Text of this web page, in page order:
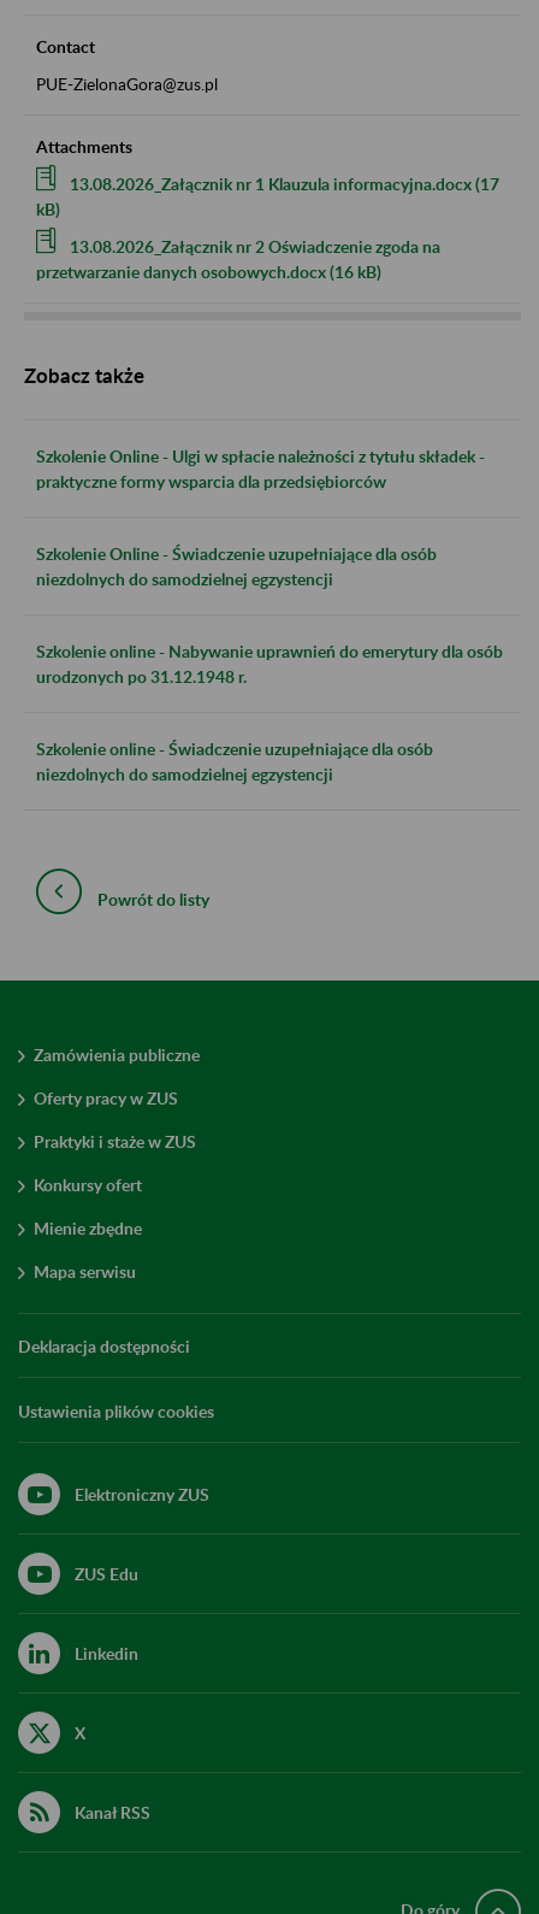
Contact
PUE-ZielonaGora@zus.pl
Attachments
13.08.2026_Załącznik nr 1 Klauzula informacyjna.docx (17
kB)
13.08.2026_Załącznik nr 2 Oświadczenie zgoda na
przetwarzanie danych osobowych.docx (16 kB)
Zobacz także
Szkolenie Online - Ulgi w spłacie należności z tytułu składek -
praktyczne formy wsparcia dla przedsiębiorców
Szkolenie Online - Świadczenie uzupełniające dla osób
niezdolnych do samodzielnej egzystencji
Szkolenie online - Nabywanie uprawnień do emerytury dla osób
urodzonych po 31.12.1948 r.
Szkolenie online - Świadczenie uzupełniające dla osób
niezdolnych do samodzielnej egzystencji
Powrót do listy
Zamówienia publiczne
Oferty pracy w ZUS
Praktyki i staże w ZUS
Konkursy ofert
Mienie zbędne
Mapa serwisu
Deklaracja dostępności
Ustawienia plików cookies
Elektroniczny ZUS
ZUS Edu
Linkedin
X
Kanał RSS